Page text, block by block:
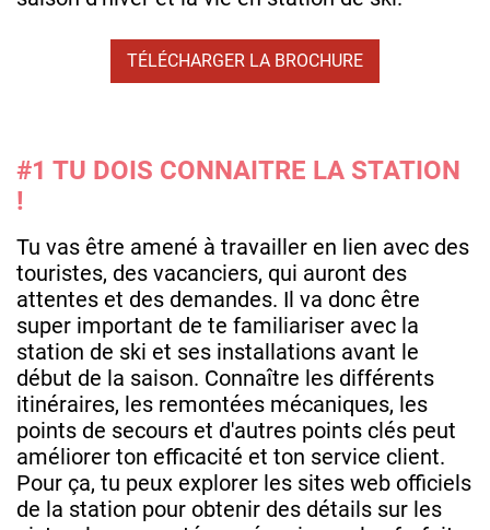
TÉLÉCHARGER LA BROCHURE
#1 TU DOIS CONNAITRE LA STATION
!
Tu vas être amené à travailler en lien avec des
touristes, des vacanciers, qui auront des
attentes et des demandes. Il va donc être
super important de te familiariser avec la
station de ski et ses installations avant le
début de la saison. Connaître les différents
itinéraires, les remontées mécaniques, les
points de secours et d'autres points clés peut
améliorer ton efficacité et ton service client.
Pour ça, tu peux explorer les sites web officiels
de la station pour obtenir des détails sur les